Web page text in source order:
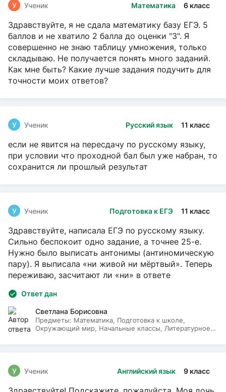
Математика 6 класс
У Ученик
Здравствуйте, я не сдала математику базу ЕГЭ. 5
баллов и не хватило 2 балла до оценки "3". Я
совершенно не знаю таблицу умножения, только
складываю. Не получается понять много заданий.
Как мне быть? Какие лучше задания подучить для
точности моих ответов?
Русский язык 11 класс
У Ученик
если не явится на пересдачу по русскому языку,
при условии что проходной бал был уже набран, то
сохранится ли прошлый результат
Подготовка к ЕГЭ 11 класс
У Ученик
Здравствуйте, написала ЕГЭ по русскому языку.
Сильно беспокоит одно задание, а точнее 25-е.
Нужно было выписать антонимы (антиномическую
пару). Я выписала «ни живой ни мёртвый». Теперь
переживаю, засчитают ли «ни» в ответе
Ответ дан
Светлана Борисовна
Предметы: Математика, Подготовка к школе,
Окружающий мир, Начальные классы, Литературное
Английский язык 9 класс
У Ученик